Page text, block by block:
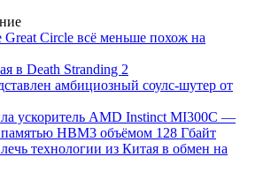
Great Circle всё меньше похож на
в Death Stranding 2
амбициозный соулс-шутер от
ускоритель AMD Instinct MI300C —
HBM3 объёмом 128 Гбайт
технологии из Китая в обмен на